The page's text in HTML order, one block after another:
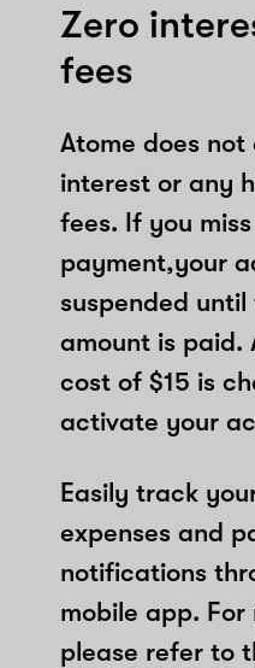
Zero
fees
Atome does
interest or any
fees. If you
payment,your
suspended
amount is paid.
cost of $15 is
activate your
Easily track
expenses and
notifications
mobile app.
please refer to